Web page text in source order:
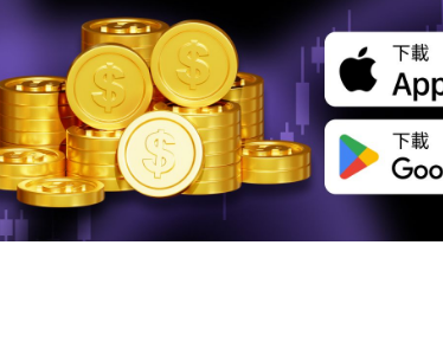
5. 俄羅斯盧布跌至新低
6. 比特幣挑戰10萬美元大關
7. 總結